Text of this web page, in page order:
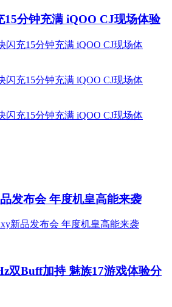
15分钟充满 iQOO CJ现场体验
发布会 年度机皇高能来袭
双Buff加持 魅族17游戏体验分